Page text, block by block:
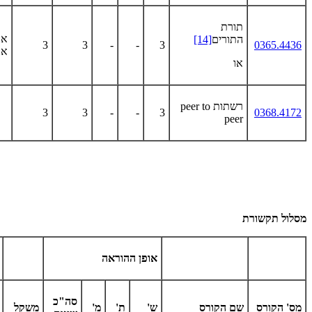
0365.4436
תורת
התורים[14]
או
3
-
-
3
3
0368.4172
רשתות peer to
peer
3
-
-
3
3
מסלול תקשורת
אופן ההוראה
מס' הקורס שם הקורס ש' ת' מ'
סה"כ
משקל